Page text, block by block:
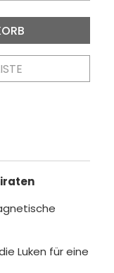
Luken für eine